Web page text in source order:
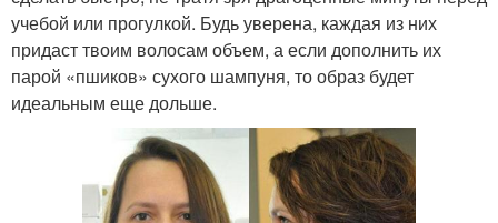
учебой или прогулкой. Будь уверена, каждая из них
придаст твоим волосам объем, а если дополнить их
парой «пшиков» сухого шампуня, то образ будет
идеальным еще дольше.